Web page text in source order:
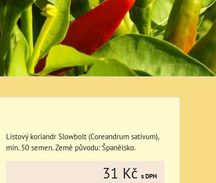
Listový koriandr Slowbolt (Coreandrum sativum),
min. 50 semen. Země původu: Španělsko.
31 Kč s DPH